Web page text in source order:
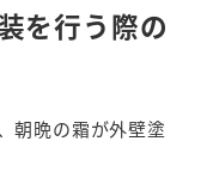
を行う際の
朝晩の霜が外壁塗